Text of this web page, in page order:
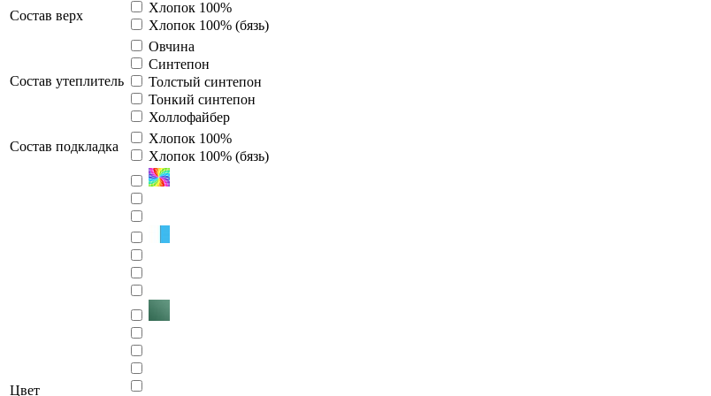
Состав верх
Хлопок 100%
Хлопок 100% (бязь)
Состав утеплитель
Овчина
Синтепон
Толстый синтепон
Тонкий синтепон
Холлофайбер
Cостав подкладка
Хлопок 100%
Хлопок 100% (бязь)
Цвет